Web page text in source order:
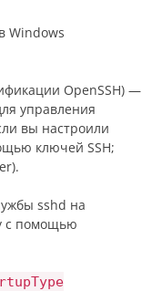
Windows
OpenSSH) —
управления
вы настроили
ключей SSH;
sshd на
с помощью